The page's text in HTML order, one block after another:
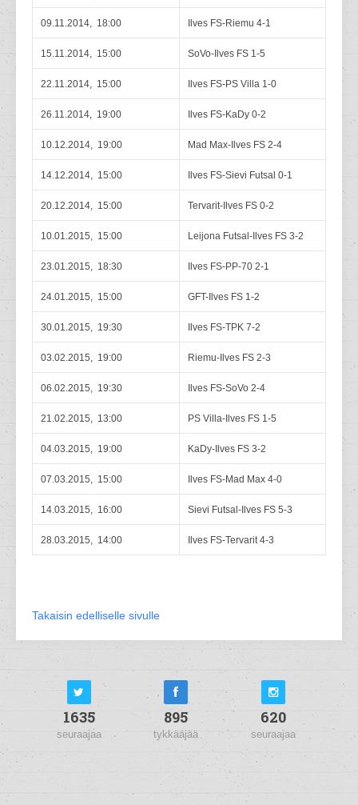
09.11.2014, 18:00 Ilves FS-Riemu 4-1
15.11.2014, 15:00 SoVo-Ilves FS 1-5
22.11.2014, 15:00 Ilves FS-PS Villa 1-0
26.11.2014, 19:00 Ilves FS-KaDy 0-2
10.12.2014, 19:00 Mad Max-Ilves FS 2-4
14.12.2014, 15:00 Ilves FS-Sievi Futsal 0-1
20.12.2014, 15:00 Tervarit-Ilves FS 0-2
10.01.2015, 15:00 Leijona Futsal-Ilves FS 3-2
23.01.2015, 18:30 Ilves FS-PP-70 2-1
24.01.2015, 15:00 GFT-Ilves FS 1-2
30.01.2015, 19:30 Ilves FS-TPK 7-2
03.02.2015, 19:00 Riemu-Ilves FS 2-3
06.02.2015, 19:30 Ilves FS-SoVo 2-4
21.02.2015, 13:00 PS Villa-Ilves FS 1-5
04.03.2015, 19:00 KaDy-Ilves FS 3-2
07.03.2015, 15:00 Ilves FS-Mad Max 4-0
14.03.2015, 16:00 Sievi Futsal-Ilves FS 5-3
28.03.2015, 14:00 Ilves FS-Tervarit 4-3
Takaisin edelliselle sivulle
1635
seuraajaa
895
tykkääjää
620
seuraajaa